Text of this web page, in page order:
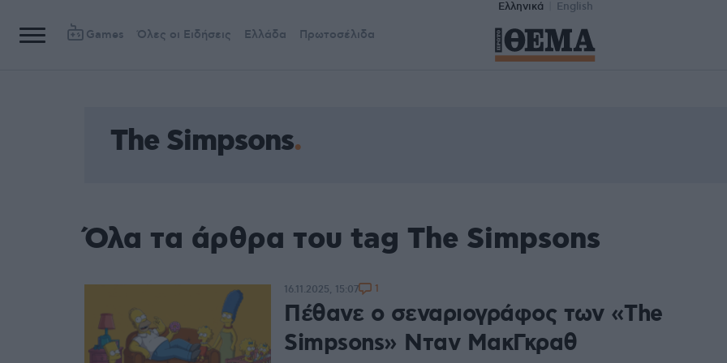
Ελληνικά English
Games Όλες οι Ειδήσεις Ελλάδα Πρωτοσέλιδα
The Simpsons
Όλα τα άρθρα του tag The Simpsons
Πέθανε ο σεναριογράφος των «The
Simpsons» Νταν ΜακΓκραθ
16.11.2025, 15:07 1